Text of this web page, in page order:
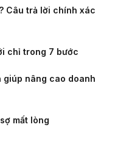
Câu trả lời chính xác
chỉ trong 7 bước
giúp nâng cao doanh
mất lòng